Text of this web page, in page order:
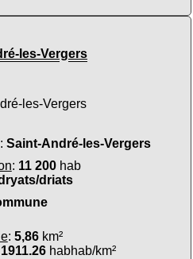
les-Vergers
: Saint-André-les-Vergers
: 11 200hab
driats
: 5,86km²
1911.26habhab/km²